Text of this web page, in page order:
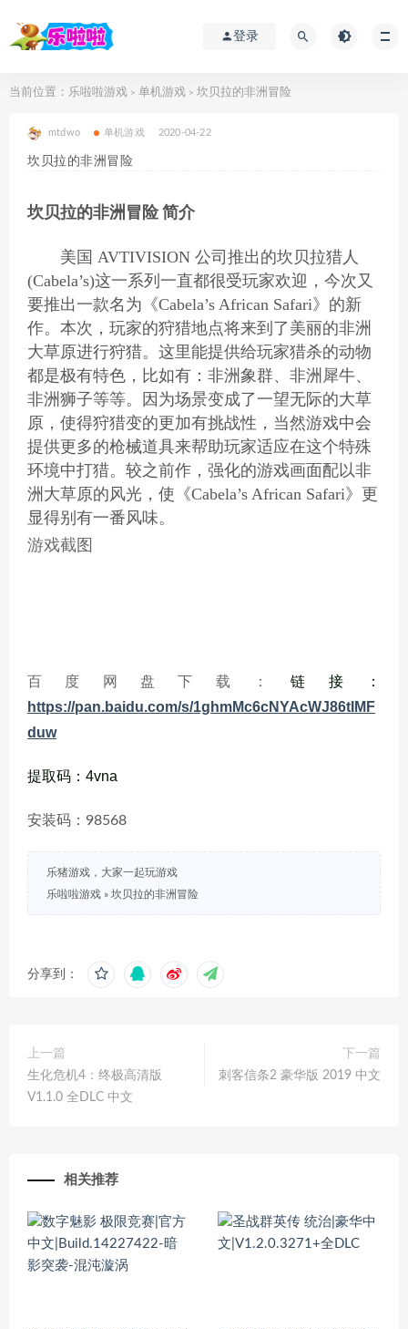
登录
当前位置： 乐啦啦游戏 > 单机游戏 > 坎贝拉的非洲冒险
mtdwo 单机游戏 2020-04-22
坎贝拉的非洲冒险
坎贝拉的非洲冒险 简介
美国 AVTIVISION 公司推出的坎贝拉猎人
(Cabela’s)这一系列一直都很受玩家欢迎，今次又
要推出一款名为《Cabela’s African Safari》的新
作。本次，玩家的狩猎地点将来到了美丽的非洲
大草原进行狩猎。这里能提供给玩家猎杀的动物
都是极有特色，比如有：非洲象群、非洲犀牛、
非洲狮子等等。因为场景变成了一望无际的大草
原，使得狩猎变的更加有挑战性，当然游戏中会
提供更多的枪械道具来帮助玩家适应在这个特殊
环境中打猎。较之前作，强化的游戏画面配以非
洲大草原的风光，使《Cabela’s African Safari》更
显得别有一番风味。
游戏截图
百度网盘下载：链接：
https://pan.baidu.com/s/1ghmMc6cNYAcWJ86tIMF
duw
提取码：4vna
安装码：98568
乐猪游戏，大家一起玩游戏
乐啦啦游戏 » 坎贝拉的非洲冒险
分享到：
上一篇
生化危机4：终极高清版
V1.1.0 全DLC 中文
下一篇
刺客信条2 豪华版 2019 中文
相关推荐